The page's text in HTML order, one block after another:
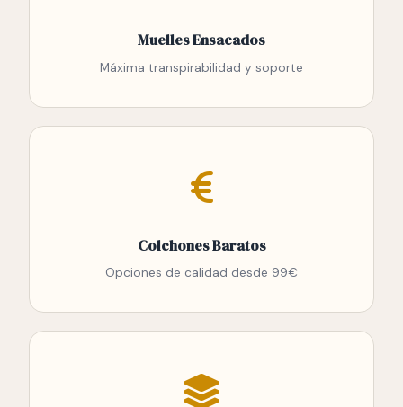
Muelles Ensacados
Máxima transpirabilidad y soporte
Colchones Baratos
Opciones de calidad desde 99€